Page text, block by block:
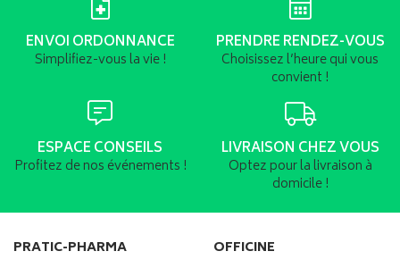
ENVOI ORDONNANCE
Simplifiez-vous la vie !
PRENDRE RENDEZ-VOUS
Choisissez l’heure qui vous
convient !
ESPACE CONSEILS
Profitez de nos événements !
LIVRAISON CHEZ VOUS
Optez pour la livraison à
domicile !
PRATIC-PHARMA OFFICINE